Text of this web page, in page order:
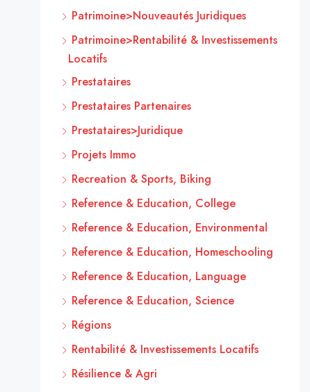
Patrimoine>Nouveautés Juridiques
Patrimoine>Rentabilité & Investissements
Locatifs
Prestataires
Prestataires Partenaires
Prestataires>Juridique
Projets Immo
Recreation & Sports, Biking
Reference & Education, College
Reference & Education, Environmental
Reference & Education, Homeschooling
Reference & Education, Language
Reference & Education, Science
Régions
Rentabilité & Investissements Locatifs
Résilience & Agri